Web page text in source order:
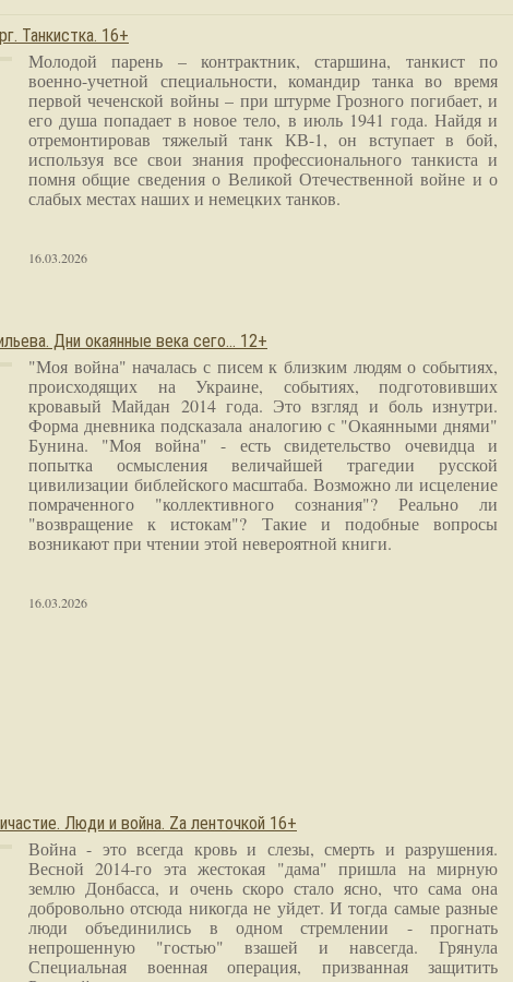
Танкистка. 16+
Молодой парень – контрактник, старшина, танкист по
военно-учетной специальности, командир танка во время
первой чеченской войны – при штурме Грозного погибает, и
его душа попадает в новое тело, в июль 1941 года. Найдя и
отремонтировав тяжелый танк КВ-1, он вступает в бой,
используя все свои знания профессионального танкиста и
помня общие сведения о Великой Отечественной войне и о
слабых местах наших и немецких танков.
16.03.2026
Дни окаянные века сего… 12+
"Моя война" началась с писем к близким людям о событиях,
происходящих на Украине, событиях, подготовивших
кровавый Майдан 2014 года. Это взгляд и боль изнутри.
Форма дневника подсказала аналогию с "Окаянными днями"
Бунина. "Моя война" - есть свидетельство очевидца и
попытка осмысления величайшей трагедии русской
цивилизации библейского масштаба. Возможно ли исцеление
помраченного "коллективного сознания"? Реально ли
"возвращение к истокам"? Такие и подобные вопросы
возникают при чтении этой невероятной книги.
16.03.2026
Люди и война. Zа ленточкой 16+
Война - это всегда кровь и слезы, смерть и разрушения.
Весной 2014-го эта жестокая "дама" пришла на мирную
землю Донбасса, и очень скоро стало ясно, что сама она
добровольно отсюда никогда не уйдет. И тогда самые разные
люди объединились в одном стремлении - прогнать
непрошенную "гостью" взашей и навсегда. Грянула
Специальная военная операция, призванная защитить